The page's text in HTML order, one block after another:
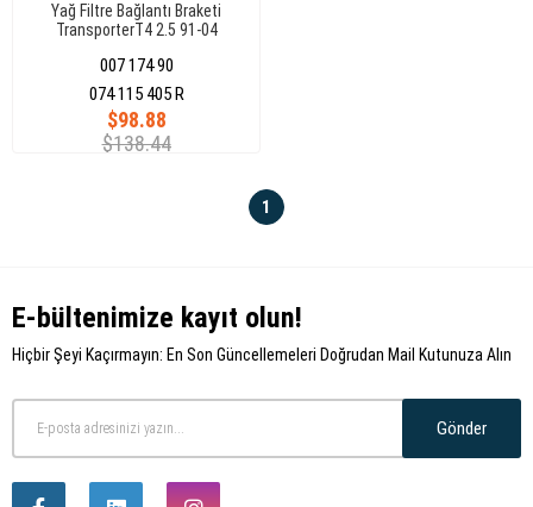
Yağ Filtre Bağlantı Braketi
TransporterT4 2.5 91-04
007 174 90
$98.88
$138.44
074 115 405 R
1
E-bültenimize kayıt olun!
Hiçbir Şeyi Kaçırmayın: En Son Güncellemeleri Doğrudan Mail Kutunuza Alın
Gönder